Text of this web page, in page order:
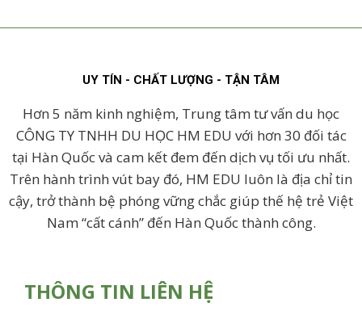
UY TÍN - CHẤT LƯỢNG - TẬN TÂM
Hơn 5 năm kinh nghiệm, Trung tâm tư vấn du học
CÔNG TY TNHH DU HỌC HM EDU với hơn 30 đối tác
tại Hàn Quốc và cam kết đem đến dịch vụ tối ưu nhất.
Trên hành trình vút bay đó, HM EDU luôn là địa chỉ tin
cậy, trở thành bệ phóng vững chắc giúp thế hệ trẻ Việt
Nam “cất cánh” đến Hàn Quốc thành công.
THÔNG TIN LIÊN HỆ